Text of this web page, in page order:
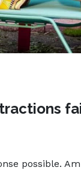
possible.